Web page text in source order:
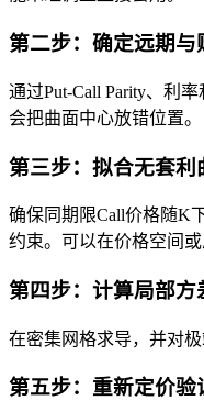
第二步：确定远期与
通过Put-Call Parity、利
会把曲面中心放错位置。
第三步：拟合无套利
确保同期限Call价格随K
约束。可以在价格空间或
第四步：计算局部方
在密集网格求导，并对
第五步：重新定价验